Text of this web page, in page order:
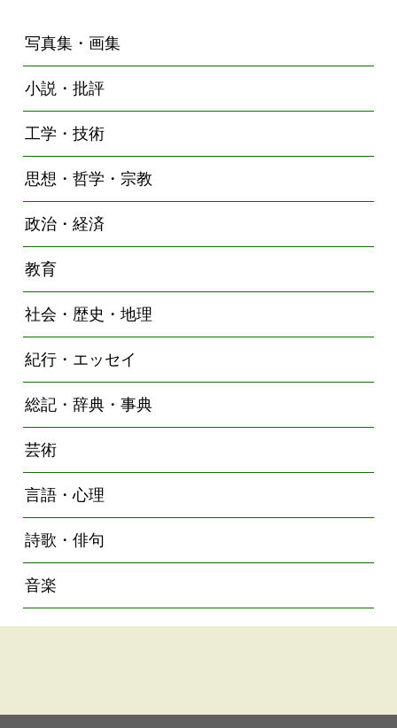
写真集・画集
小説・批評
工学・技術
思想・哲学・宗教
政治・経済
教育
社会・歴史・地理
紀行・エッセイ
総記・辞典・事典
芸術
言語・心理
詩歌・俳句
音楽